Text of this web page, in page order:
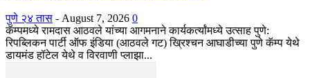
पुणे २४ तास - August 7, 2026 0
कॅम्पमध्ये रामदास आठवले यांच्या आगमनाने कार्यकर्त्यांमध्ये उत्साह पुणे:
रिपब्लिकन पार्टी ऑफ इंडिया (आठवले गट) ख्रिश्चन आघाडीच्या पुणे कॅम्प येथे
डायमंड हॉटेल येथे व विरवाणी प्लाझा...